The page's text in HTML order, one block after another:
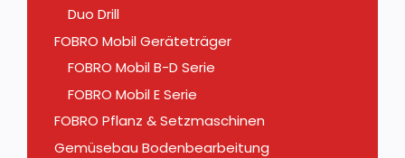
Duo Drill
FOBRO Mobil Geräteträger
FOBRO Mobil B-D Serie
FOBRO Mobil E Serie
FOBRO Pflanz & Setzmaschinen
Gemüsebau Bodenbearbeitung